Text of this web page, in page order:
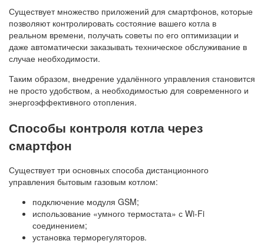
Существует множество приложений для смартфонов, которые
позволяют контролировать состояние вашего котла в
реальном времени, получать советы по его оптимизации и
даже автоматически заказывать техническое обслуживание в
случае необходимости.
Таким образом, внедрение удалённого управления становится
не просто удобством, а необходимостью для современного и
энергоэффективного отопления.
Способы контроля котла через
смартфон
Существует три основных способа дистанционного
управления бытовым газовым котлом:
подключение модуля GSM;
использование «умного термостата» с Wi-Fi
соединением;
установка терморегуляторов.